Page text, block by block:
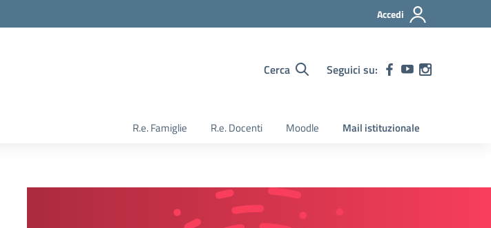
Accedi
Cerca Seguici su:
R.e. Famiglie R.e. Docenti Moodle Mail istituzionale